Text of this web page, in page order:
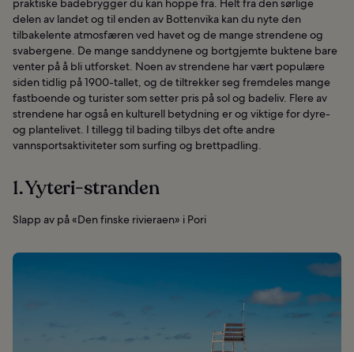
delen av landet og til enden av Bottenvika kan du nyte den
tilbakelente atmosfæren ved havet og de mange strendene og
svabergene. De mange sanddynene og bortgjemte buktene bare
venter på å bli utforsket. Noen av strendene har vært populære
siden tidlig på 1900-tallet, og de tiltrekker seg fremdeles mange
fastboende og turister som setter pris på sol og badeliv. Flere av
strendene har også en kulturell betydning er og viktige for dyre-
og plantelivet. I tillegg til bading tilbys det ofte andre
vannsportsaktiviteter som surfing og brettpadling.
1. Yyteri-stranden
Slapp av på «Den finske rivieraen» i Pori